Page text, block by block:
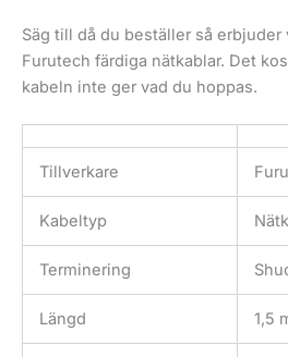
Säg till då du beställer så erbjuder
Furutech färdiga nätkablar. Det
kabeln inte ger vad du hoppas.
Tillverkare
Kabeltyp
Terminering
Längd 1,5